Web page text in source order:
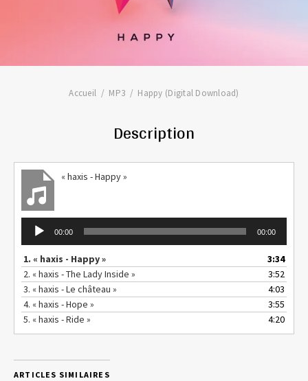
Accueil MP3 Happy (Digital Download)
Description
« haxis - Happy »
Lecteur audio
00:00 00:00
1. « haxis - Happy »
3:34
2. « haxis - The Lady Inside »
3:52
3. « haxis - Le château »
4:03
4. « haxis - Hope »
3:55
5. « haxis - Ride » 4:20
ARTICLES SIMILAIRES